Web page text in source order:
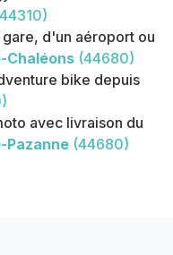
d'un aéroport ou
Chaléons (44680)
bike depuis
avec livraison du
Pazanne (44680)